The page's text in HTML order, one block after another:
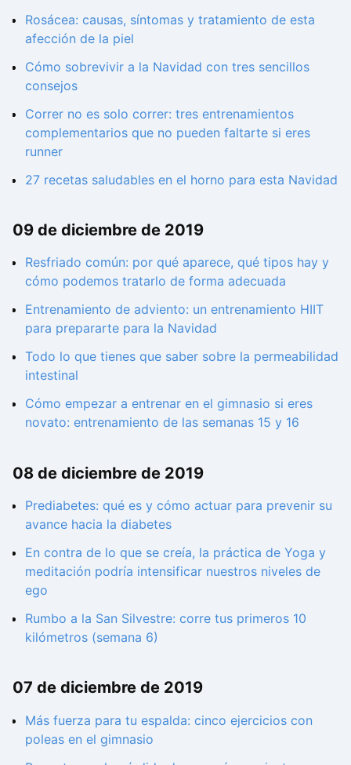
Rosácea: causas, síntomas y tratamiento de esta
afección de la piel
Cómo sobrevivir a la Navidad con tres sencillos
consejos
Correr no es solo correr: tres entrenamientos
complementarios que no pueden faltarte si eres
runner
27 recetas saludables en el horno para esta Navidad
09 de diciembre de 2019
Resfriado común: por qué aparece, qué tipos hay y
cómo podemos tratarlo de forma adecuada
Entrenamiento de adviento: un entrenamiento HIIT
para prepararte para la Navidad
Todo lo que tienes que saber sobre la permeabilidad
intestinal
Cómo empezar a entrenar en el gimnasio si eres
novato: entrenamiento de las semanas 15 y 16
08 de diciembre de 2019
Prediabetes: qué es y cómo actuar para prevenir su
avance hacia la diabetes
En contra de lo que se creía, la práctica de Yoga y
meditación podría intensificar nuestros niveles de
ego
Rumbo a la San Silvestre: corre tus primeros 10
kilómetros (semana 6)
07 de diciembre de 2019
Más fuerza para tu espalda: cinco ejercicios con
poleas en el gimnasio